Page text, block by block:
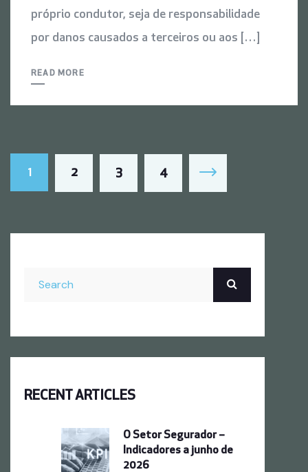
próprio condutor, seja de responsabilidade
por danos causados a terceiros ou aos […]
READ MORE
1 2 3 4
RECENT ARTICLES
O Setor Segurador –
Indicadores a junho de
2026